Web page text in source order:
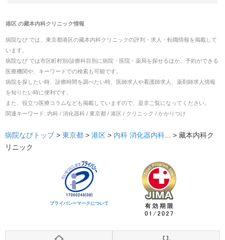
港区の藏本内科クリニック情報
病院なび では、 東京都港区の藏本内科クリニックの評判・求人・転職情報を掲載して
います。
病院なび では市区町村別/診療科目別に病院・医院・薬局を探せるほか、予約ができる
医療機関や、キーワードでの検索も可能です。
病院を探したい時、診療時間を調べたい時、医師求人や看護師求人、薬剤師求人情報
を知りたい時に便利です。
また、役立つ医療コラムなども掲載していますので、是非ご覧になってください。
関連キーワード: 内科 / 消化器科 / 東京都 / 港区 / クリニック / かかりつけ
病院なびトップ> 東京都 > 港区 > 内科 消化器内科 ... > 藏本内科ク
リニック
プライバシーマークについて